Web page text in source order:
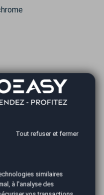
.
Tout refuser et fermer
similaires
à l'analyse des